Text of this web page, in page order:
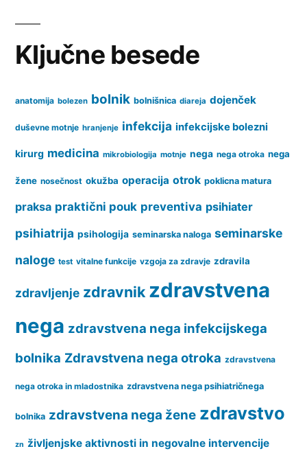
celiakijo
in
Ključne besede
anatomija bolezen bolnik bolnišnica diareja dojenček
duševne motnje hranjenje infekcija infekcijske bolezni
kirurg medicina mikrobiologija motnje nega nega otroka nega
žene nosečnost okužba operacija otrok poklicna matura
praksa praktični pouk preventiva psihiater
psihiatrija psihologija seminarska naloga seminarske
naloge test vitalne funkcije vzgoja za zdravje zdravila
zdravljenje zdravnik zdravstvena
nega zdravstvena nega infekcijskega
bolnika Zdravstvena nega otroka zdravstvena
nega otroka in mladostnika zdravstvena nega psihiatričnega
bolnika zdravstvena nega žene zdravstvo
zn življenjske aktivnosti in negovalne intervencije